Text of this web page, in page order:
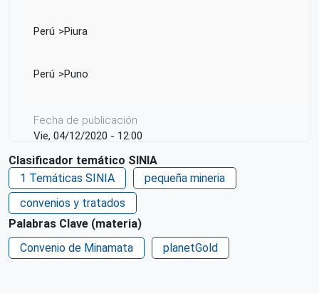
Perú Piura
Perú Puno
Fecha de publicación
Vie, 04/12/2020 - 12:00
Responsable de la publicación del contenido
(Editorial)
Ministerio del Ambiente - MINAM
Ministerio de Energía y Minas - MEM
Idioma
Español
Clasificador temático SINIA
1 Temáticas SINIA
pequeña mineria
convenios y tratados
Palabras Clave (materia)
Convenio de Minamata
planetGold